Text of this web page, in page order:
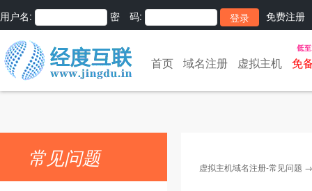
用户名: 密 码: 免费注册
首页 域名注册 虚拟主机 免
常见问题 虚拟主机域名注册-常见问题